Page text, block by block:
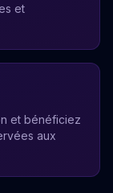
et
et bénéficiez
aux